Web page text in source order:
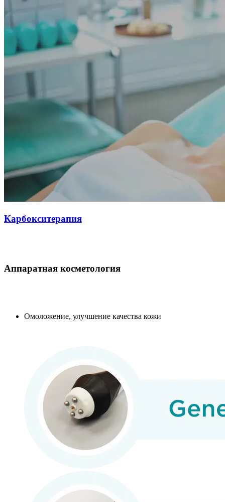
Карбокситерапия
Аппаратная косметология
Омоложение, улучшение качества кожи